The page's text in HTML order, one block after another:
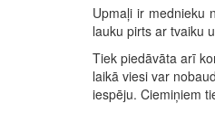
Upmaļi ir mednieku
lauku pirts ar tvaiku
Tiek piedāvāta arī
laikā viesi var
iespēju. Ciemiņiem